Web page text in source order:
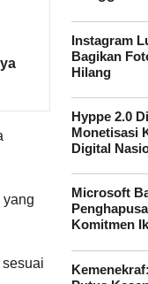
yang
Instagram
Bagikan
Hilang
Hyppe 2.0
Monetisasi
Digital
Microsoft
Komitmen